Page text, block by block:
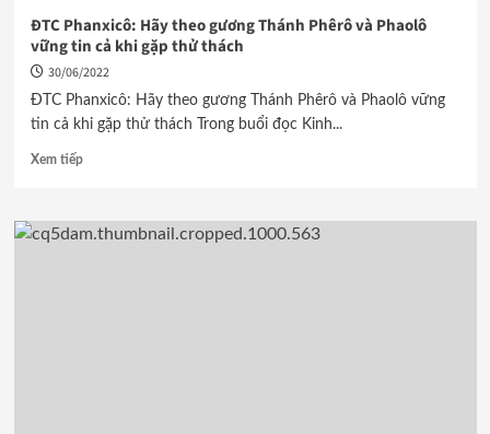
ĐTC Phanxicô: Hãy theo gương Thánh Phêrô và Phaolô
vững tin cả khi gặp thử thách
30/06/2022
ĐTC Phanxicô: Hãy theo gương Thánh Phêrô và Phaolô vững
tin cả khi gặp thử thách Trong buổi đọc Kinh...
Xem tiếp